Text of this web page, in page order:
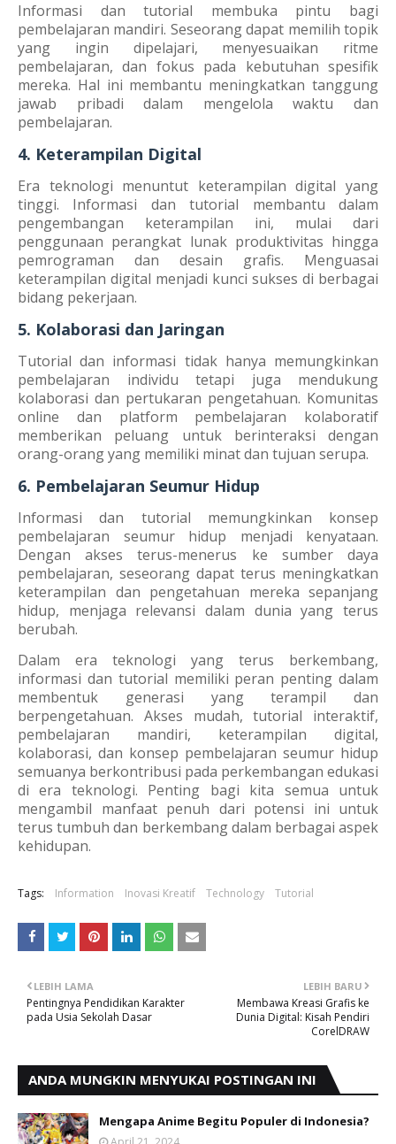
Informasi dan tutorial membuka pintu bagi
pembelajaran mandiri. Seseorang dapat memilih topik
yang ingin dipelajari, menyesuaikan ritme
pembelajaran, dan fokus pada kebutuhan spesifik
mereka. Hal ini membantu meningkatkan tanggung
jawab pribadi dalam mengelola waktu dan
pembelajaran.
4. Keterampilan Digital
Era teknologi menuntut keterampilan digital yang
tinggi. Informasi dan tutorial membantu dalam
pengembangan keterampilan ini, mulai dari
penggunaan perangkat lunak produktivitas hingga
pemrograman dan desain grafis. Menguasai
keterampilan digital menjadi kunci sukses di berbagai
bidang pekerjaan.
5. Kolaborasi dan Jaringan
Tutorial dan informasi tidak hanya memungkinkan
pembelajaran individu tetapi juga mendukung
kolaborasi dan pertukaran pengetahuan. Komunitas
online dan platform pembelajaran kolaboratif
memberikan peluang untuk berinteraksi dengan
orang-orang yang memiliki minat dan tujuan serupa.
6. Pembelajaran Seumur Hidup
Informasi dan tutorial memungkinkan konsep
pembelajaran seumur hidup menjadi kenyataan.
Dengan akses terus-menerus ke sumber daya
pembelajaran, seseorang dapat terus meningkatkan
keterampilan dan pengetahuan mereka sepanjang
hidup, menjaga relevansi dalam dunia yang terus
berubah.
Dalam era teknologi yang terus berkembang,
informasi dan tutorial memiliki peran penting dalam
membentuk generasi yang terampil dan
berpengetahuan. Akses mudah, tutorial interaktif,
pembelajaran mandiri, keterampilan digital,
kolaborasi, dan konsep pembelajaran seumur hidup
semuanya berkontribusi pada perkembangan edukasi
di era teknologi. Penting bagi kita semua untuk
mengambil manfaat penuh dari potensi ini untuk
terus tumbuh dan berkembang dalam berbagai aspek
kehidupan.
Tags: Information Inovasi Kreatif Technology Tutorial
LEBIH BARU
Membawa Kreasi Grafis ke
Dunia Digital: Kisah Pendiri
CorelDRAW
LEBIH LAMA
Pentingnya Pendidikan Karakter
pada Usia Sekolah Dasar
ANDA MUNGKIN MENYUKAI POSTINGAN INI
Mengapa Anime Begitu Populer di Indonesia?